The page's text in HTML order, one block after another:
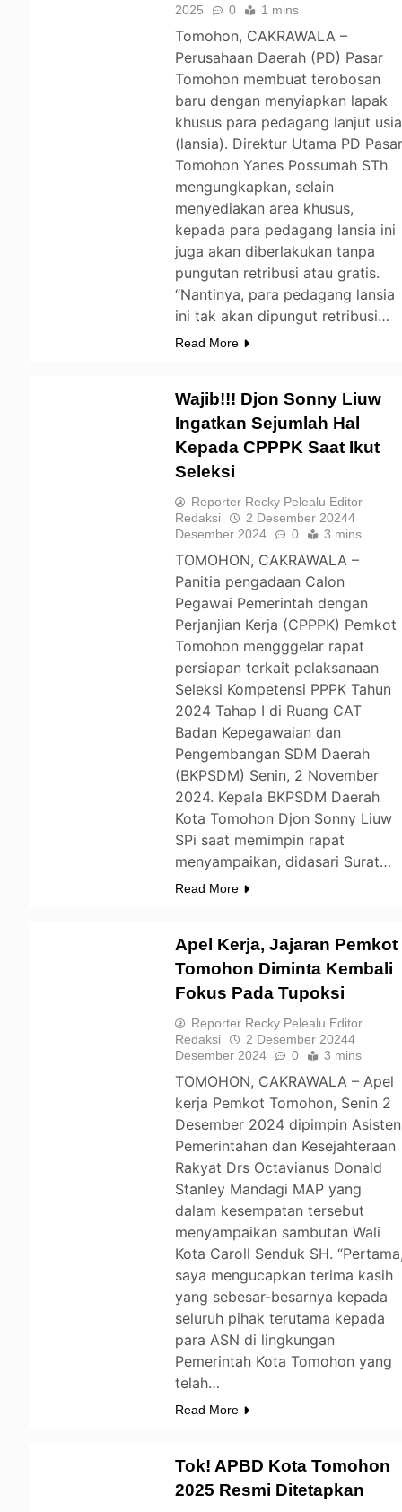
2025
0 1 mins
Tomohon, CAKRAWALA –
Perusahaan Daerah (PD) Pasar
Tomohon membuat terobosan
baru dengan menyiapkan lapak
khusus para pedagang lanjut usia
(lansia). Direktur Utama PD
Tomohon Yanes Possumah STh
mengungkapkan, selain
menyediakan area khusus,
kepada para pedagang lansia ini
juga akan diberlakukan tanpa
pungutan retribusi atau gratis.
“Nantinya, para pedagang lansia
ini tak akan dipungut retribusi…
Read More
Wajib!!! Djon Sonny Liuw
Ingatkan Sejumlah Hal
Kepada CPPPK Saat Ikut
Seleksi
Reporter Recky Pelealu Editor
Redaksi
2 Desember 20244
Desember 2024
0 3 mins
TOMOHON, CAKRAWALA –
Panitia pengadaan Calon
Pegawai Pemerintah dengan
Perjanjian Kerja (CPPPK) Pemkot
Tomohon mengggelar rapat
persiapan terkait pelaksanaan
Seleksi Kompetensi PPPK Tahun
2024 Tahap I di Ruang CAT
Badan Kepegawaian dan
Pengembangan SDM Daerah
(BKPSDM) Senin, 2 November
2024. Kepala BKPSDM Daerah
Kota Tomohon Djon Sonny Liuw
SPi saat memimpin rapat
menyampaikan, didasari Surat…
Read More
Apel Kerja, Jajaran Pemkot
Tomohon Diminta Kembali
Fokus Pada Tupoksi
Reporter Recky Pelealu Editor
Redaksi
2 Desember 20244
Desember 2024
0 3 mins
TOMOHON, CAKRAWALA – Apel
kerja Pemkot Tomohon, Senin 2
Desember 2024 dipimpin Asisten
Pemerintahan dan Kesejahteraan
Rakyat Drs Octavianus Donald
Stanley Mandagi MAP yang
dalam kesempatan tersebut
menyampaikan sambutan Wali
Kota Caroll Senduk SH.
saya mengucapkan terima kasih
yang sebesar-besarnya kepada
seluruh pihak terutama kepada
para ASN di lingkungan
Pemerintah Kota Tomohon yang
telah…
Read More
Tok! APBD Kota Tomohon
2025 Resmi Ditetapkan